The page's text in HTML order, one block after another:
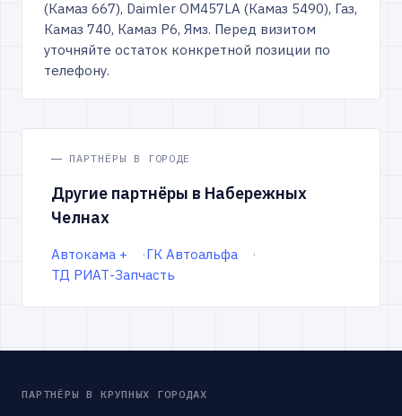
(Камаз 667), Daimler OM457LA (Камаз 5490), Газ,
Камаз 740, Камаз Р6, Ямз. Перед визитом
уточняйте остаток конкретной позиции по
телефону.
ПАРТНЁРЫ В ГОРОДЕ
Другие партнёры в Набережных
Челнах
Автокама +
ГК Автоальфа
ТД РИАТ-Запчасть
ПАРТНЁРЫ В КРУПНЫХ ГОРОДАХ